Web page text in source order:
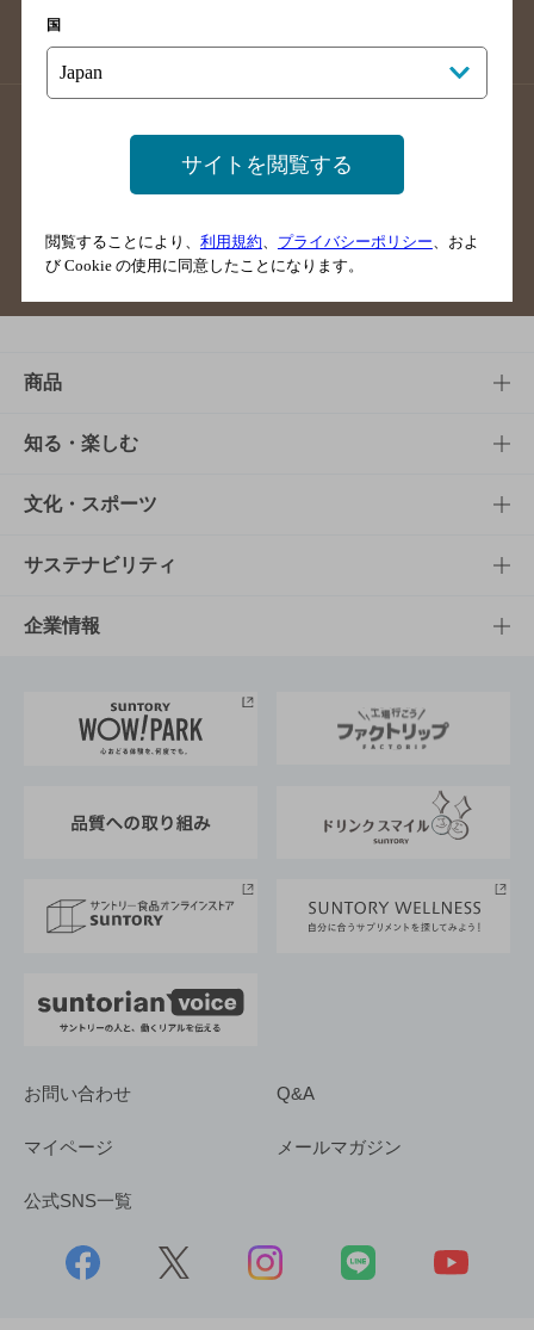
掲載店舗様ログイン
サイトマップ ご意見・ご感想
商品
商品TOP
商品一覧
商品発売情報
栄養成分一覧
知る・楽しむ
知る・楽しむTOP
キャンペーン
工場見学
地域情報
文化・スポーツ
文化・スポーツTOP
サントリーホール
サントリーサンバーズ大阪
サステナビリティ
サステナビリティTOP
サントリーが考えるサステナビリティ経営
企業情報
企業概要
採用情報
お問い合わせ Q&A
マイページ メールマガジン
公式SNS一覧
国
サイトを閲覧する
閲覧することにより、 利用規約、 プライバシーポリシー、およ
び Cookie の使用に同意したことになります。